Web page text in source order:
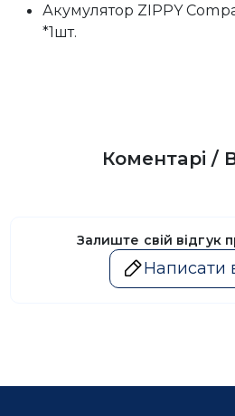
Акумулятор ZIPPY
*1шт.
Коментарі /
Залиште свій відгук
Написати